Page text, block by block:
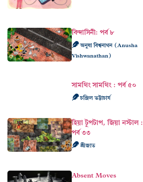
বিন্দাসিনী: পর্ব ৮
অনুষা বিশ্বনাথন (Anusha
Vishwanathan)
সামথিং সামথিং : পর্ব ৫০
চন্দ্রিল ভট্টাচার্য
হিয়া টুপটাপ, জিয়া নস্টাল :
পর্ব ৩৩
শ্রীজাত
Absent Moves